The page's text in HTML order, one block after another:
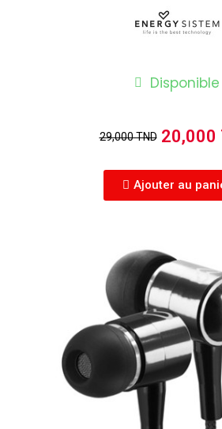
Disponible
29,000 TND 20,000
Ajouter au